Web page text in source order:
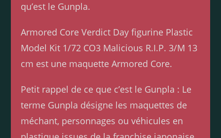
qu’est le Gunpla.
Armored Core Verdict Day figurine Plastic
Model Kit 1/72 CO3 Malicious R.I.P. 3/M 13
cm est une maquette Armored Core.
Petit rappel de ce que c’est le Gunpla : Le
terme Gunpla désigne les maquettes de
méchant, personnages ou véhicules en